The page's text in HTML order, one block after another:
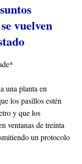
vuelven
una planta en
los pasillos estén
y que los
ventanas de treinta
un protocolo